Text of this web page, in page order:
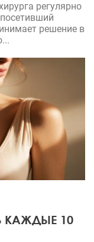
регулярно
решение в
КАЖДЫЕ 10